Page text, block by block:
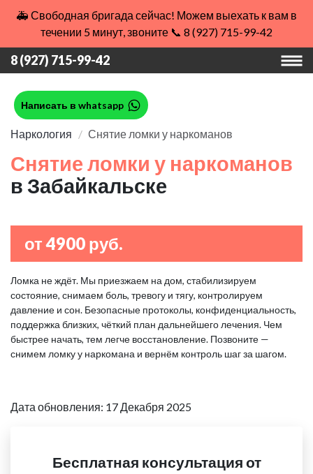
🚑 Свободная бригада сейчас! Можем выехать к вам в
течении 5 минут, звоните 📞 8 (927) 715-99-42
8 (927) 715-99-42
Написать в whatsapp
Наркология Снятие ломки у наркоманов
Снятие ломки у наркоманов
в Забайкальске
от 4900 руб.
Ломка не ждёт. Мы приезжаем на дом, стабилизируем
состояние, снимаем боль, тревогу и тягу, контролируем
давление и сон. Безопасные протоколы, конфиденциальность,
поддержка близких, чёткий план дальнейшего лечения. Чем
быстрее начать, тем легче восстановление. Позвоните —
снимем ломку у наркомана и вернём контроль шаг за шагом.
Дата обновления: 17 Декабря 2025
Бесплатная консультация от